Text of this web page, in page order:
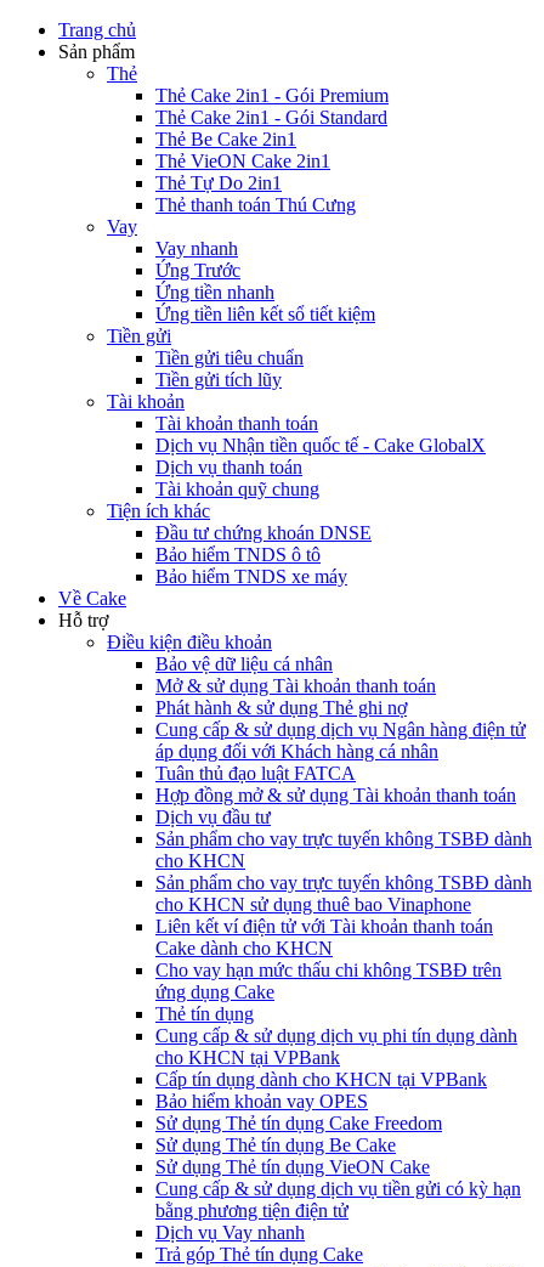
Trang chủ
Sản phẩm
Thẻ
Thẻ Cake 2in1 - Gói Premium
Thẻ Cake 2in1 - Gói Standard
Thẻ Be Cake 2in1
Thẻ VieON Cake 2in1
Thẻ Tự Do 2in1
Thẻ thanh toán Thú Cưng
Vay
Vay nhanh
Ứng Trước
Ứng tiền nhanh
Ứng tiền liên kết sổ tiết kiệm
Tiền gửi
Tiền gửi tiêu chuẩn
Tiền gửi tích lũy
Tài khoản
Tài khoản thanh toán
Dịch vụ Nhận tiền quốc tế - Cake GlobalX
Dịch vụ thanh toán
Tài khoản quỹ chung
Tiện ích khác
Đầu tư chứng khoán DNSE
Bảo hiểm TNDS ô tô
Bảo hiểm TNDS xe máy
Về Cake
Hỗ trợ
Điều kiện điều khoản
Bảo vệ dữ liệu cá nhân
Mở & sử dụng Tài khoản thanh toán
Phát hành & sử dụng Thẻ ghi nợ
Cung cấp & sử dụng dịch vụ Ngân hàng điện tử
áp dụng đối với Khách hàng cá nhân
Tuân thủ đạo luật FATCA
Hợp đồng mở & sử dụng Tài khoản thanh toán
Dịch vụ đầu tư
Sản phẩm cho vay trực tuyến không TSBĐ dành
cho KHCN
Sản phẩm cho vay trực tuyến không TSBĐ dành
cho KHCN sử dụng thuê bao Vinaphone
Liên kết ví điện tử với Tài khoản thanh toán
Cake dành cho KHCN
Cho vay hạn mức thấu chi không TSBĐ trên
ứng dụng Cake
Thẻ tín dụng
Cung cấp & sử dụng dịch vụ phi tín dụng dành
cho KHCN tại VPBank
Cấp tín dụng dành cho KHCN tại VPBank
Bảo hiểm khoản vay OPES
Sử dụng Thẻ tín dụng Cake Freedom
Sử dụng Thẻ tín dụng Be Cake
Sử dụng Thẻ tín dụng VieON Cake
Cung cấp & sử dụng dịch vụ tiền gửi có kỳ hạn
bằng phương tiện điện tử
Dịch vụ Vay nhanh
Trả góp Thẻ tín dụng Cake